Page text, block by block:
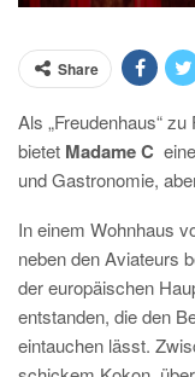
Share
Als „Freudenhaus“
bietet Madame C
und Gastronomie,
In einem Wohnhaus
neben den Aviateurs
der europäischen
entstanden, die den
eintauchen lässt.